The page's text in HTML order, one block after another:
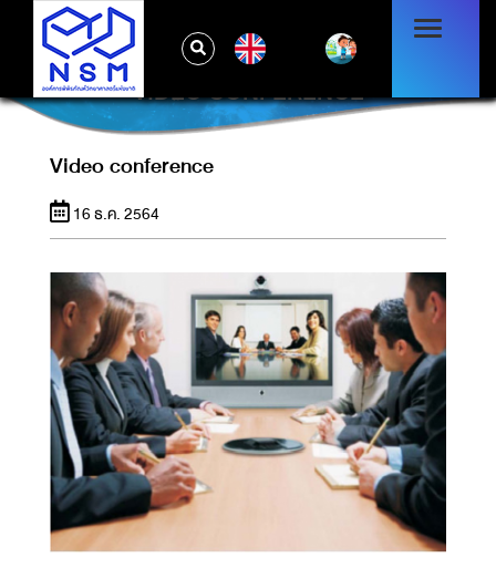
VIDEO CONFERENCE
Video conference
16 ธ.ค. 2564